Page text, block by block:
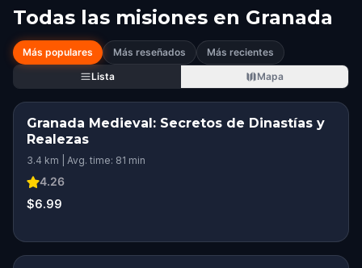
Todas las misiones en Granada
Más populares Más reseñados
Más recientes
Lista
Mapa
Granada Medieval: Secretos de Dinastías y
Realezas
3.4 km | Avg. time: 81 min
4.26
$6.99